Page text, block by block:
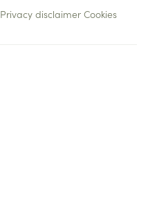
Privacy disclaimer Cookies